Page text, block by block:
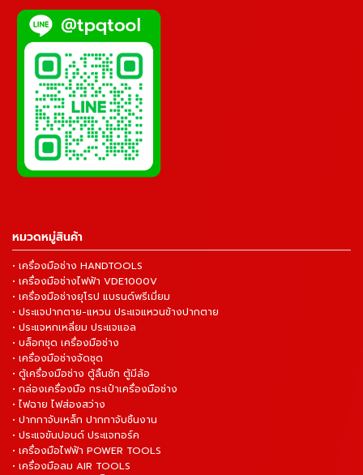
หมวดหมู่สินค้า
• เครื่องมือช่าง HANDTOOLS
• เครื่องมือช่างไฟฟ้า VDE1000V
• เครื่องมือช่างยุโรป แบรนด์พรีเมี่ยม
• ประแจปากตาย-แหวน ประแจแหวนข้างปากตาย
• ประแจหกเหลี่ยม ประแจแอล
• บล็อกชุด เครื่องมือช่าง
• เครื่องมือช่างจัดชุด
• ตู้เครื่องมือช่าง ตู้ลิ้นชัก ตู้มีล้อ
• กล่องเครื่องมือ กระเป๋าเครื่องมือช่าง
• ไฟฉาย ไฟส่องสว่าง
• ปากกาจับเหล็ก ปากกาจับชิ้นงาน
• ประแจขันปอนด์ ประแจทอร์ค
• เครื่องมือไฟฟ้า POWER TOOLS
• เครื่องมือลม AIR TOOLS